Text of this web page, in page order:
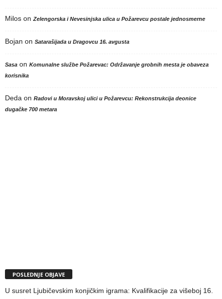
Milos on Zelengorska i Nevesinjska ulica u Požarevcu postale jednosmerne
Bojan on Satarašijada u Dragovcu 16. avgusta
Sasa on Komunalne službe Požarevac: Održavanje grobnih mesta je obaveza
korisnika
Deda on Radovi u Moravskoj ulici u Požarevcu: Rekonstrukcija deonice
dugačke 700 metara
POSLEDNJE OBJAVE
U susret Ljubičevskim konjičkim igrama: Kvalifikacije za višeboj 16.